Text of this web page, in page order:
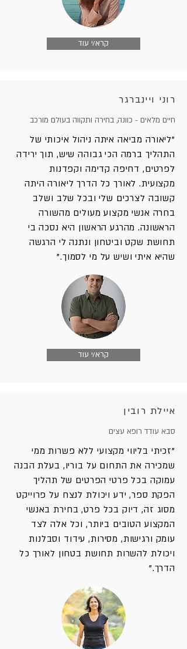
קרא/י עוד
רוני ויינברגר
חיים מלאים - כוונה, בחירה ותקווה בעולם מורכב
"ליאורה מביאה איתה ניהול איכותי של
התהליך ברמה הכי גבוהה שיש, תוך ירידה
לפרטים, דחיפה קדימה וקפדנות
מקצועית. לאורך כל הדרך ליאורה היתה
קשובה לצרכים שלי ובכל שלב ושלב
בחרה אנשי מקצוע מעולים מהשורה
הראשונה. מהרגע הראשון היא נסכה בי
תחושת שקט וביטחון ונתנה לי הרגשה
שהיא איתי ושיש על מי לסמוך."
קרא/י עוד
איילת רובין
סבא עודד רופא עצים
"זכיתי בליווי מקצועי ללא פשרות ממי
שמכירה את התחום על בוריו, בעלת הבנה
עמוקה בכל פרטי הפרטים של תהליך
הפקת ספר, ידע ויכולת לנצח על פרוייקט
מסוג זה, דיוק בכל פרט, בחירת באנשי
המקצוע הטובים ביותר, וכל אלה לצד
עומק ורגישות, מסירות, עידוד וסבלנות
ויכולת להשרות תחושת בטחון לאורך כל
הדרך."